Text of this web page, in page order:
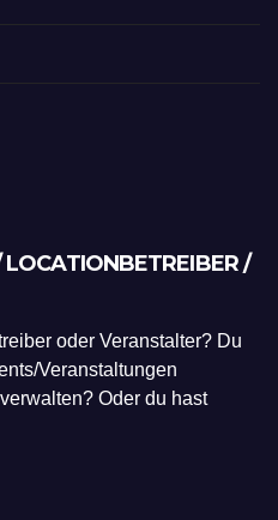
LOCATIONBETREIBER /
oder Veranstalter? Du
Veranstaltungen
Oder du hast